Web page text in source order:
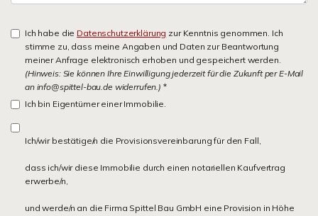
Ich habe die Datenschutzerklärung zur Kenntnis genommen. Ich
stimme zu, dass meine Angaben und Daten zur Beantwortung
meiner Anfrage elektronisch erhoben und gespeichert werden.
(Hinweis: Sie können Ihre Einwilligung jederzeit für die Zukunft per E-Mail
an info@spittel-bau.de widerrufen.) *
Ich bin Eigentümer einer Immobilie.
Ich/wir bestätige/n die Provisionsvereinbarung für den Fall,
dass ich/wir diese Immobilie durch einen notariellen Kaufvertrag
erwerbe/n,
und werde/n an die Firma Spittel Bau GmbH eine Provision in Höhe